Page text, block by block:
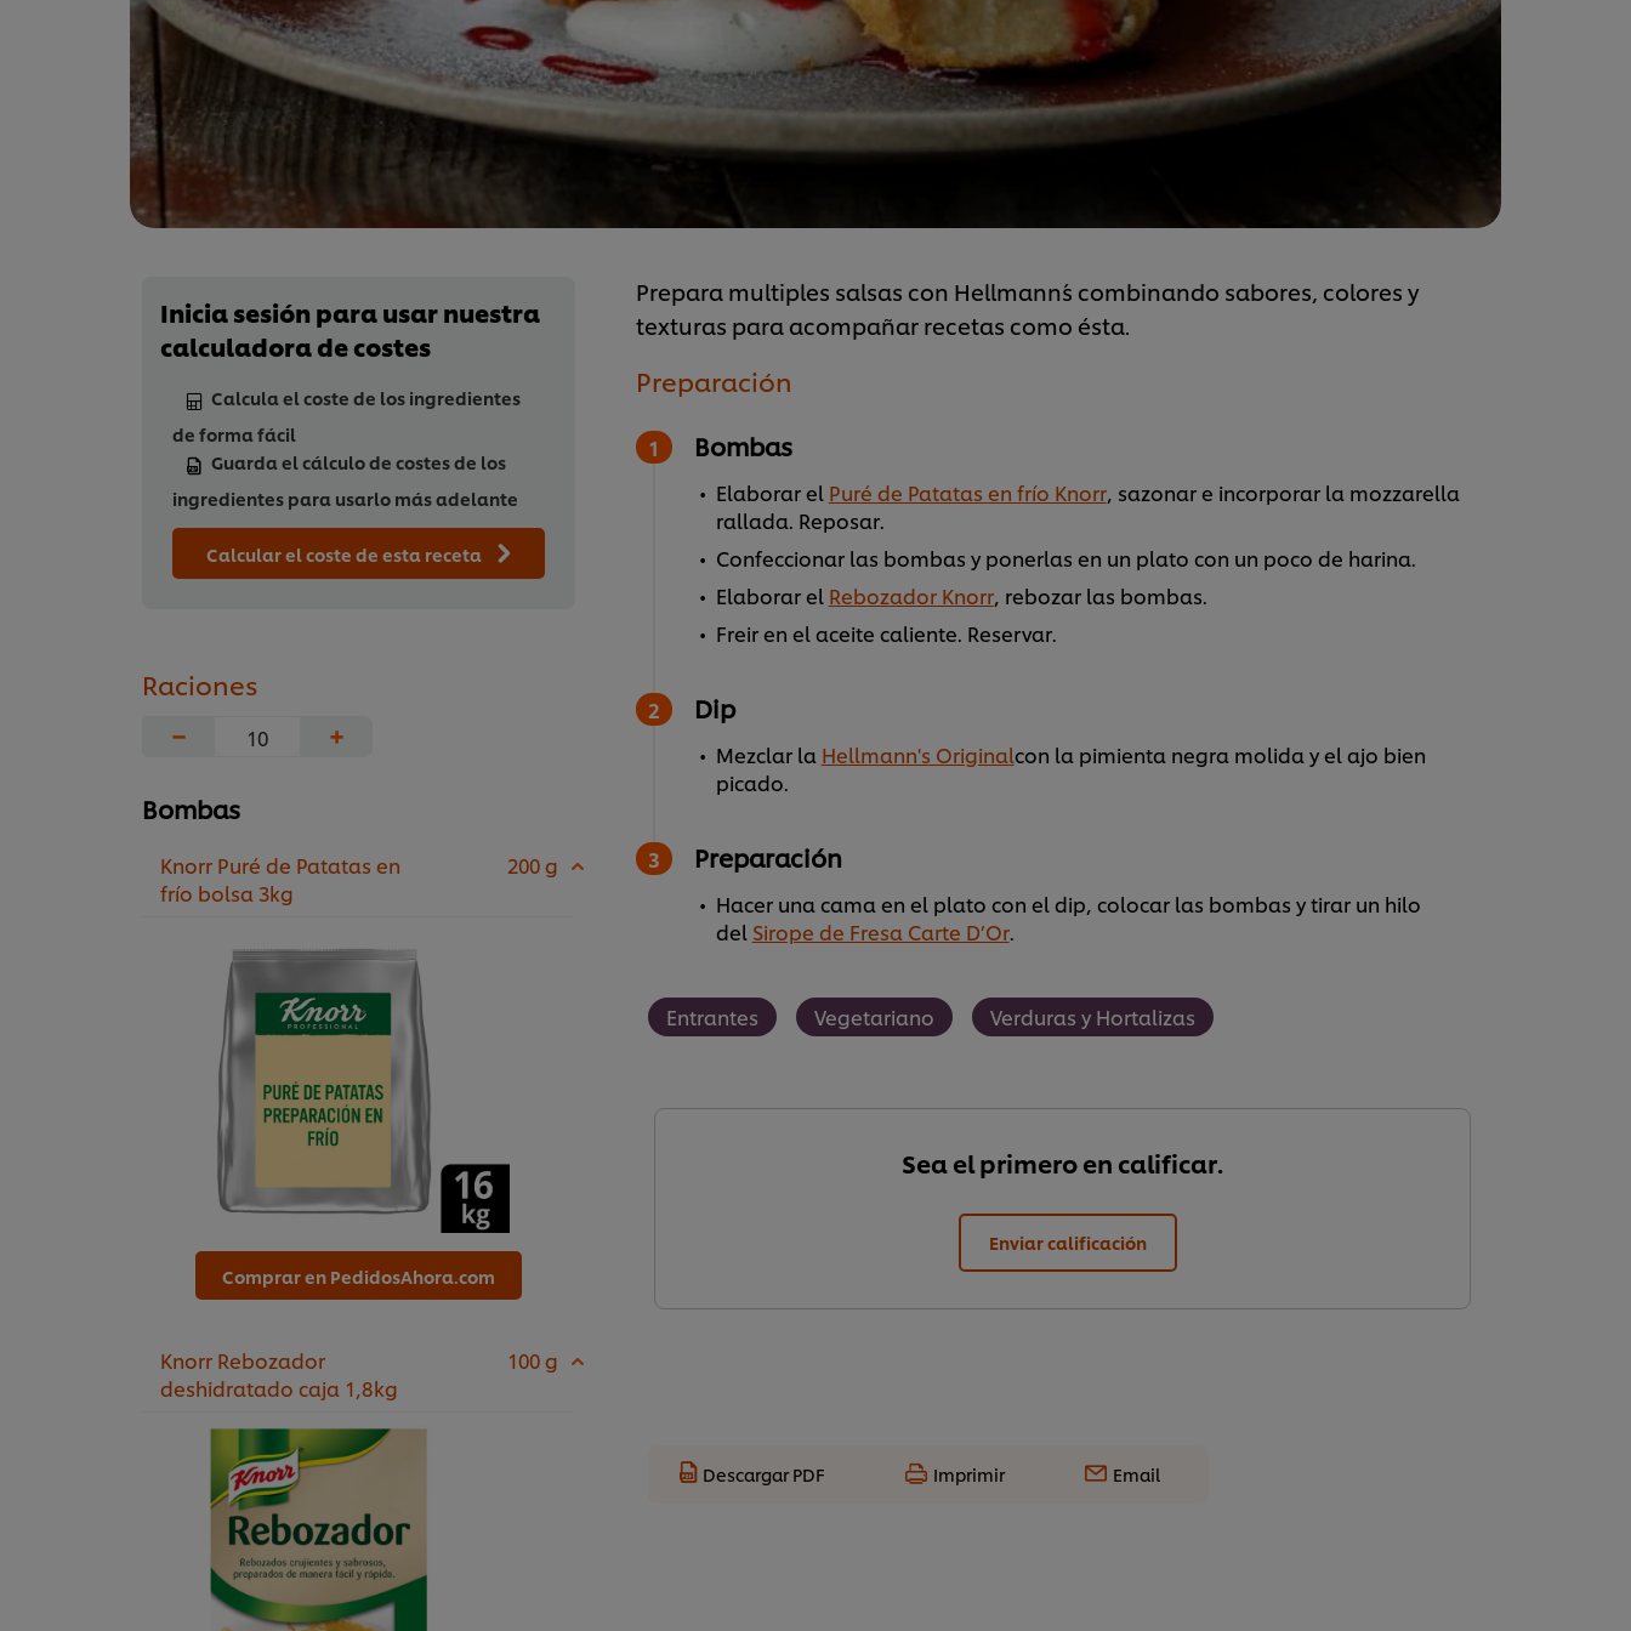
Inicia sesión para usar nuestra
calculadora de costes
Calcula el coste de los ingredientes
de forma fácil
Guarda el cálculo de costes de los
ingredientes para usarlo más adelante
Calcular el coste de esta receta
Raciones
−
+
Bombas
Knorr Puré de Patatas en
frío bolsa 3kg
200 g
Comprar en PedidosAhora.com
Knorr Rebozador
deshidratado caja 1,8kg
100 g
Prepara multiples salsas con Hellmann´s combinando sabores, colores y
texturas para acompañar recetas como ésta.
Preparación
Bombas
Elaborar el Puré de Patatas en frío Knorr, sazonar e incorporar la mozzarella
rallada. Reposar.
Confeccionar las bombas y ponerlas en un plato con un poco de harina.
Elaborar el Rebozador Knorr, rebozar las bombas.
Freir en el aceite caliente. Reservar.
Dip
Mezclar la Hellmann's Originalcon la pimienta negra molida y el ajo bien
picado.
Preparación
Hacer una cama en el plato con el dip, colocar las bombas y tirar un hilo
del Sirope de Fresa Carte D’Or.
Entrantes Vegetariano Verduras y Hortalizas
Sea el primero en calificar.
Enviar calificación
Descargar PDF Imprimir Email